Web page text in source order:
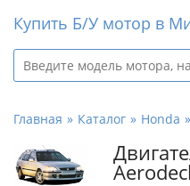
Купить Б/У мотор в
Главная Каталог Honda